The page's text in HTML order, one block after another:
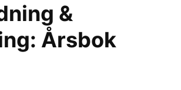
&
Årsbok